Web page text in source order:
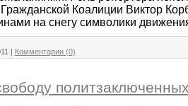
Коалиции Виктор
на снегу символики
| Комментарии (0)